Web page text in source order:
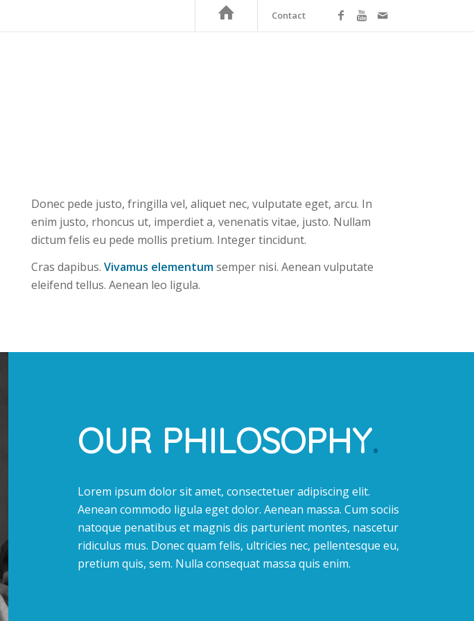
Contact
Donec pede justo, fringilla vel, aliquet nec, vulputate eget, arcu. In
enim justo, rhoncus ut, imperdiet a, venenatis vitae, justo. Nullam
dictum felis eu pede mollis pretium. Integer tincidunt.
Cras dapibus.Vivamus elementumsemper nisi. Aenean vulputate
eleifend tellus. Aenean leo ligula.
OUR PHILOSOPHY.
Lorem ipsum dolor sit amet, consectetuer adipiscing elit.
Aenean commodo ligula eget dolor. Aenean massa. Cum sociis
natoque penatibus et magnis dis parturient montes, nascetur
ridiculus mus. Donec quam felis, ultricies nec, pellentesque eu,
pretium quis, sem. Nulla consequat massa quis enim.